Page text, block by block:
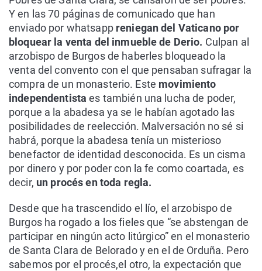
Y en las 70 páginas de comunicado que han
enviado por whatsapp reniegan del Vaticano por
bloquear la venta del inmueble de Derio. Culpan al
arzobispo de Burgos de haberles bloqueado la
venta del convento con el que pensaban sufragar la
compra de un monasterio. Este movimiento
independentista es también una lucha de poder,
porque a la abadesa ya se le habían agotado las
posibilidades de reelección. Malversación no sé si
habrá, porque la abadesa tenía un misterioso
benefactor de identidad desconocida. Es un cisma
por dinero y por poder con la fe como coartada, es
decir, un procés en toda regla.
Desde que ha trascendido el lío, el arzobispo de
Burgos ha rogado a los fieles que “se abstengan de
participar en ningún acto litúrgico” en el monasterio
de Santa Clara de Belorado y en el de Orduña. Pero
sabemos por el procés,el otro, la expectación que